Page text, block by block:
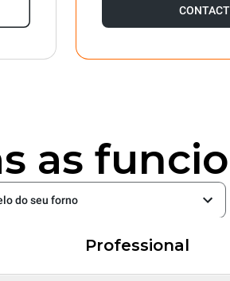
as
do seu forno
Professional